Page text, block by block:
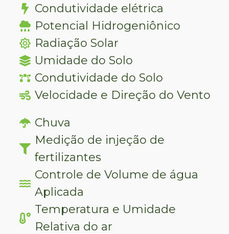
Condutividade elétrica
Potencial Hidrogeniônico
Radiação Solar
Umidade do Solo
Condutividade do Solo
Velocidade e Direção do Vento
Chuva
Medição de injeção de
fertilizantes
Controle de Volume de água
Aplicada
Temperatura e Umidade
Relativa do ar